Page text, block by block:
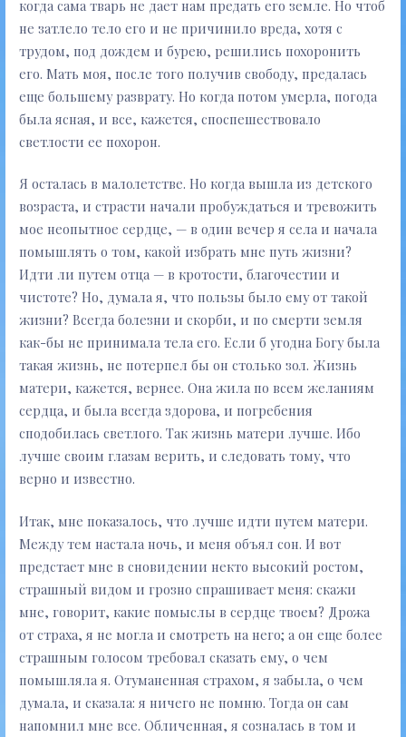
когда сама тварь не дает нам предать его земле. Но чтоб
не затлело тело его и не причинило вреда, хотя с
трудом, под дождем и бурею, решились похоронить
его. Мать моя, после того получив свободу, предалась
еще большему разврату. Но когда потом умерла, погода
была ясная, и все, кажется, споспешествовало
светлости ее похорон.
Я осталась в малолетстве. Но когда вышла из детского
возраста, и страсти начали пробуждаться и тревожить
мое неопытное сердце, — в один вечер я села и начала
помышлять о том, какой избрать мне путь жизни?
Идти ли путем отца — в кротости, благочестии и
чистоте? Но, думала я, что пользы было ему от такой
жизни? Всегда болезни и скорби, и по смерти земля
как-бы не принимала тела его. Если б угодна Богу была
такая жизнь, не потерпел бы он столько зол. Жизнь
матери, кажется, вернее. Она жила по всем желаниям
сердца, и была всегда здорова, и погребения
сподобилась светлого. Так жизнь матери лучше. Ибо
лучше своим глазам верить, и следовать тому, что
верно и известно.
Итак, мне показалось, что лучше идти путем матери.
Между тем настала ночь, и меня объял сон. И вот
предстает мне в сновидении некто высокий ростом,
страшный видом и грозно спрашивает меня: скажи
мне, говорит, какие помыслы в сердце твоем? Дрожа
от страха, я не могла и смотреть на него; а он еще более
страшным голосом требовал сказать ему, о чем
помышляла я. Отуманенная страхом, я забыла, о чем
думала, и сказала: я ничего не помню. Тогда он сам
напомнил мне все. Обличенная, я созналась в том и